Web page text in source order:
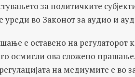
за политичките
уреди во Законот за аудио и
е оставено на регулаторот
осмисли ова сложено
на медиумите е во